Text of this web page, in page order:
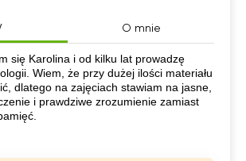
O mnie
się Karolina i od kilku lat prowadzę
Wiem, że przy dużej ilości materiału
dlatego na zajęciach stawiam na jasne,
i prawdziwe zrozumienie zamiast